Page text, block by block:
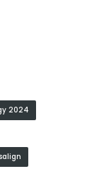
2024